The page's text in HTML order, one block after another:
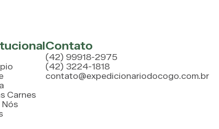
Carnes
Nós
Contato
(42) 99918-2975
(42) 3224-1818
contato@expedicionariodocogo.com.br